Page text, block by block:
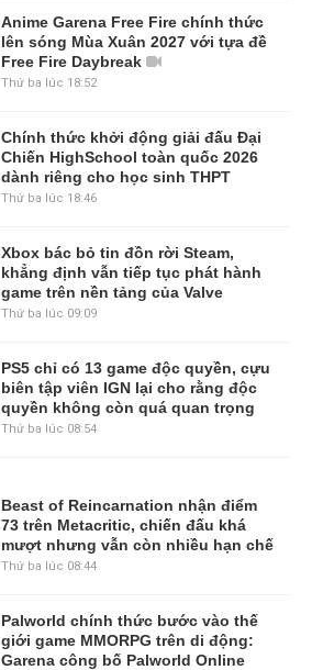
Anime Garena Free Fire chính thức
lên sóng Mùa Xuân 2027 với tựa đề
Free Fire Daybreak
Thứ ba lúc 18:52
Chính thức khởi động giải đấu Đại
Chiến HighSchool toàn quốc 2026
dành riêng cho học sinh THPT
Thứ ba lúc 18:46
Xbox bác bỏ tin đồn rời Steam,
khẳng định vẫn tiếp tục phát hành
game trên nền tảng của Valve
Thứ ba lúc 09:09
PS5 chỉ có 13 game độc quyền, cựu
biên tập viên IGN lại cho rằng độc
quyền không còn quá quan trọng
Thứ ba lúc 08:54
Beast of Reincarnation nhận điểm
73 trên Metacritic, chiến đấu khá
mượt nhưng vẫn còn nhiều hạn chế
Thứ ba lúc 08:44
Palworld chính thức bước vào thế
giới game MMORPG trên di động:
Garena công bố Palworld Online